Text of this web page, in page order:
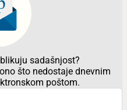
sadašnjost?
što nedostaje dnevnim
poštom.